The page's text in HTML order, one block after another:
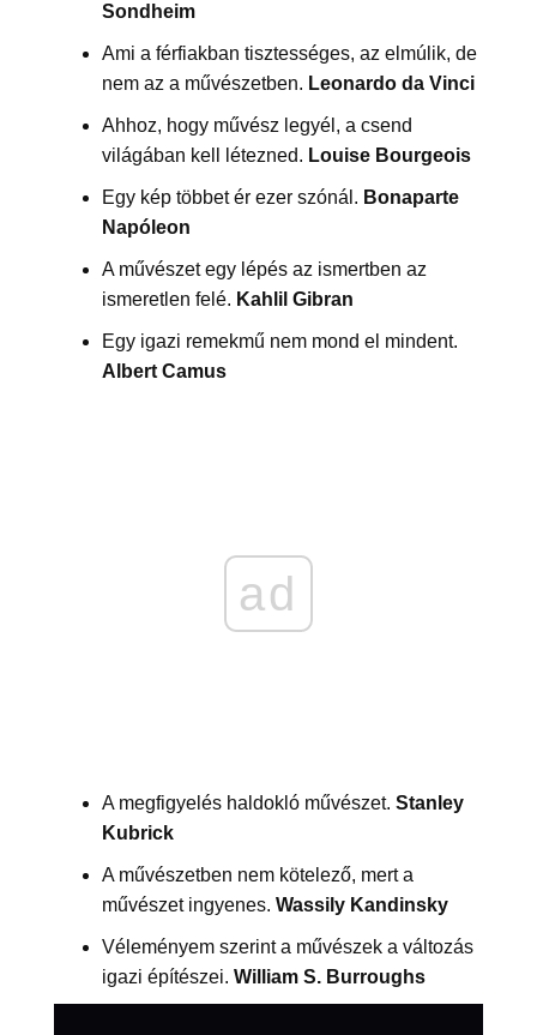
Sondheim
Ami a férfiakban tisztességes, az elmúlik, de
nem az a művészetben. Leonardo da Vinci
Ahhoz, hogy művész legyél, a csend
világában kell létezned. Louise Bourgeois
Egy kép többet ér ezer szónál. Bonaparte
Napóleon
A művészet egy lépés az ismertben az
ismeretlen felé. Kahlil Gibran
Egy igazi remekmű nem mond el mindent.
Albert Camus
ad
A megfigyelés haldokló művészet. Stanley
Kubrick
A művészetben nem kötelező, mert a
művészet ingyenes. Wassily Kandinsky
Véleményem szerint a művészek a változás
igazi építészei. William S. Burroughs